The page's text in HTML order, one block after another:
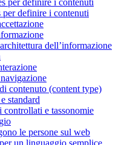
per definire i contenuti
dell’informazione
contenuto (content type)
standard
controllati e tassonomie
le persone sul web
un linguaggio semplice